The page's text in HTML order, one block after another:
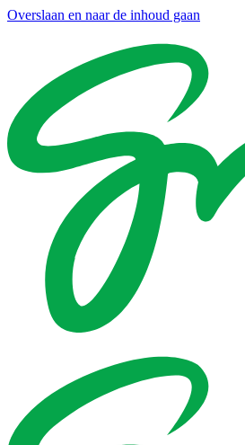
Overslaan en naar de inhoud gaan